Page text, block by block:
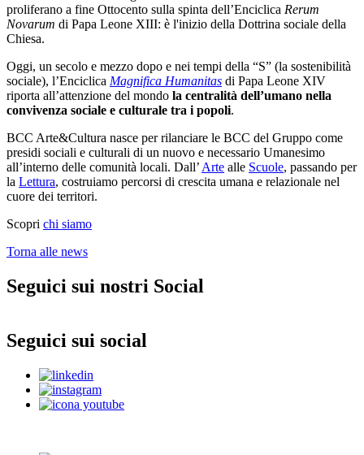
proliferano a fine Ottocento sulla spinta dell’Enciclica Rerum
Novarum di Papa Leone XIII: è l'inizio della Dottrina sociale della
Chiesa.
Oggi, un secolo e mezzo dopo e nei tempi della “S” (la sostenibilità
sociale), l’Enciclica Magnifica Humanitas di Papa Leone XIV
riporta all’attenzione del mondo la centralità dell’umano nella
convivenza sociale e culturale tra i popoli.
BCC Arte&Cultura nasce per rilanciare le BCC del Gruppo come
presidi sociali e culturali di un nuovo e necessario Umanesimo
all’interno delle comunità locali. Dall’ Arte alle Scuole, passando per
la Lettura, costruiamo percorsi di crescita umana e relazionale nel
cuore dei territori.
Scopri chi siamo
Torna alle news
Seguici sui nostri Social
Seguici sui social